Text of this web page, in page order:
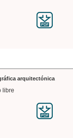
arquitectónica
libre